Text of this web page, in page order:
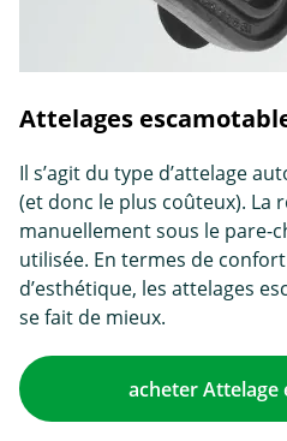
Attelages
Il s’agit du type d’attelage
(et donc le plus coûteux). La
manuellement sous le pare-
utilisée. En termes de
d’esthétique, les attelages
se fait de mieux.
acheter Attelage